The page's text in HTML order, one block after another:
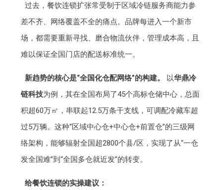
过去，餐饮连锁扩张常受制于区域冷链服务商能力参
差不齐、网络覆盖不全的痛点。品牌每进入一个新市
场，都需要重新寻找、磨合物流伙伴，管理成本高，且
难以保证全国门店的配送标准统一。
新趋势的核心是“全国化仓配网络”的构建。 以华鼎冷
链科技为例，其在全国布局了45个高标仓储中心，总面
积超60万㎡，串联起12.5万条干支线，可调配冷藏车超
过5万辆。这种“区域中心仓+中心仓+前置仓”的三级网
络架构，能够辐射全国超2800个县/区，实现了从“一仓
发全国难”到“全国多仓就近发”的转变。
给餐饮连锁的实操建议：